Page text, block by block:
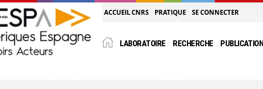
ACCUEIL CNRS PRATIQUE SE CONNECTER
LABORATOIRE RECHERCHE